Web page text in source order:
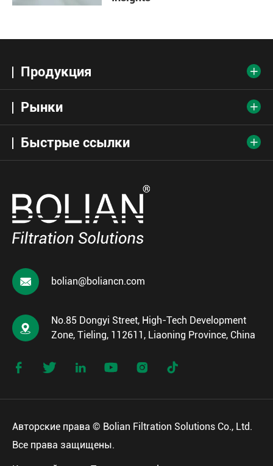
Продукция 
Рынки 
Быстрые ссылки 
 bolian@boliancn.com

No.85 Dongyi Street, High-Tech Development
Zone, Tieling, 112611, Liaoning Province, China
     
Авторские права © Bolian Filtration Solutions Co., Ltd.
Все права защищены.